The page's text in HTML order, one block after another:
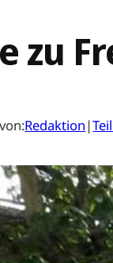
zu
von:Redaktion |